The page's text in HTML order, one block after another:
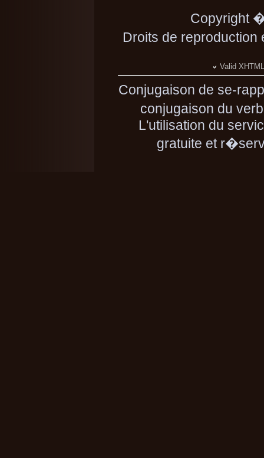
Copyright
Droits de
Valid
Conjugaison de se-
conjugaison du
L'utilisation du
gratuite et